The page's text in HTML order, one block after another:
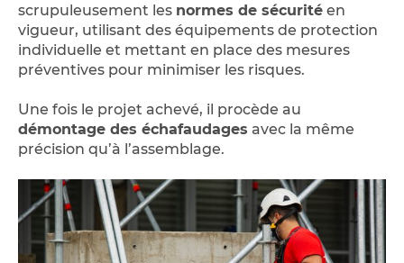
scrupuleusement les normes de sécurité en
vigueur, utilisant des équipements de protection
individuelle et mettant en place des mesures
préventives pour minimiser les risques.
Une fois le projet achevé, il procède au
démontage des échafaudages avec la même
précision qu’à l’assemblage.